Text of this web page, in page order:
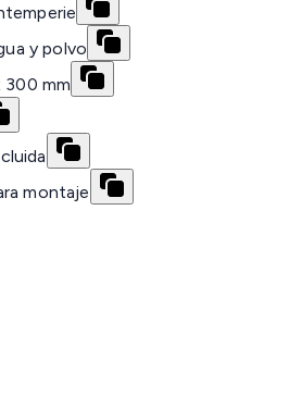
y polvo
300 mm
montaje